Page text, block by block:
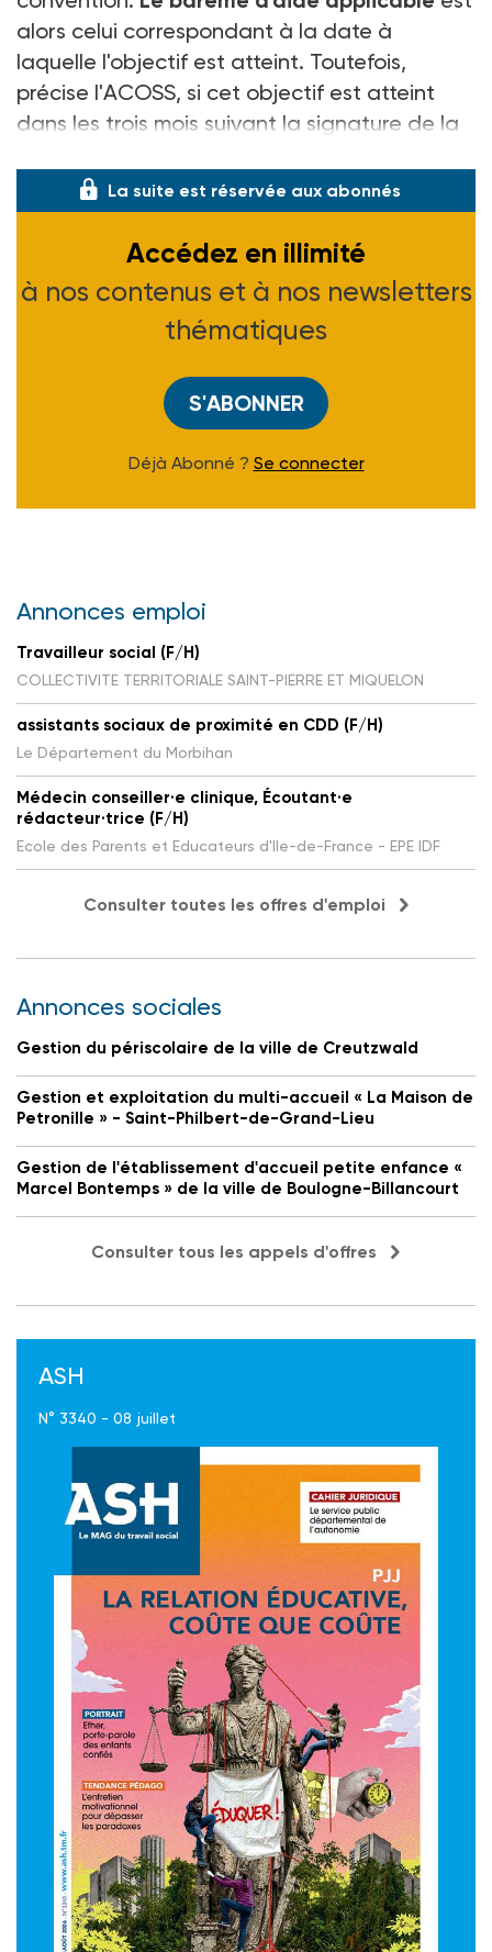
alors celui correspondant à la date à
laquelle l'objectif est atteint. Toutefois,
précise l'ACOSS, si cet objectif est atteint
dans les trois mois suivant la signature de la
La suite est réservée aux abonnés
Accédez en illimité
à nos contenus et à nos newsletters
thématiques
S'ABONNER
Déjà Abonné ? Se connecter
Annonces emploi
Travailleur social (F/H)
COLLECTIVITE TERRITORIALE SAINT-PIERRE ET MIQUELON
assistants sociaux de proximité en CDD (F/H)
Le Département du Morbihan
Médecin conseiller·e clinique, Écoutant·e
rédacteur·trice (F/H)
Ecole des Parents et Educateurs d'Ile-de-France - EPE IDF
Consulter toutes les offres d'emploi
Annonces sociales
Gestion du périscolaire de la ville de Creutzwald
Gestion et exploitation du multi-accueil « La Maison de
Petronille » - Saint-Philbert-de-Grand-Lieu
Gestion de l'établissement d'accueil petite enfance «
Marcel Bontemps » de la ville de Boulogne-Billancourt
Consulter tous les appels d'offres
ASH
N° 3340 - 08 juillet